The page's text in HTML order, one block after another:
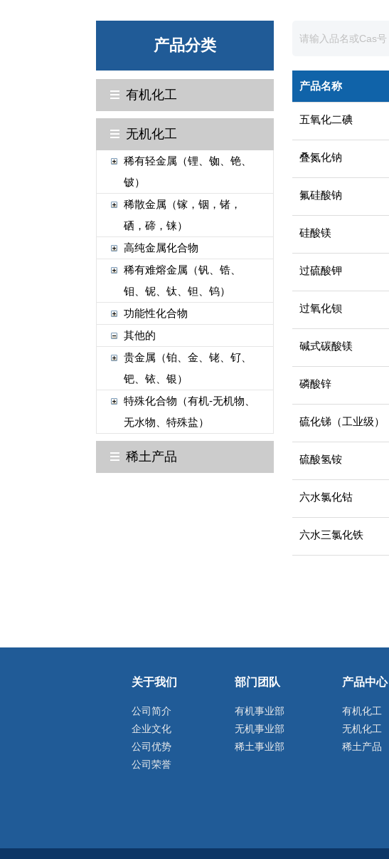
产品分类
有机化工
无机化工
稀有轻金属（锂、铷、铯、
铍）
稀散金属（镓，铟，锗，
硒，碲，铼）
高纯金属化合物
稀有难熔金属（钒、锆、
钼、铌、钛、钽、钨）
功能性化合物
其他的
贵金属（铂、金、铑、钌、
钯、铱、银）
特殊化合物（有机-无机物、
无水物、特殊盐）
稀土产品
产品名称
五氧化二碘
叠氮化钠
氟硅酸钠
硅酸镁
过硫酸钾
过氧化钡
碱式碳酸镁
磷酸锌
硫化锑（工业级）
硫酸氢铵
六水氯化钴
六水三氯化铁
关于我们
公司简介
企业文化
公司优势
公司荣誉
部门团队
有机事业部
无机事业部
稀土事业部
产品中心
有机化工
无机化工
稀土产品